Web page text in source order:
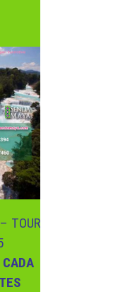
– TOUR